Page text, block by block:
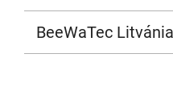
BeeWaTec Litvánia